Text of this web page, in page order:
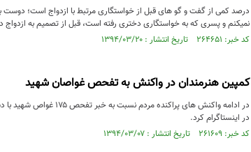
درصد کمی از گفت و گو های قبل از خواستگاری مرتبط با ازدواج است؛
نمی­کنم و پسری که به خواستگاری دختری رفته است، قبل از تصمیم به ازدواج
کد خبر: ۲۶۴۶۵۱ تاریخ انتشار : ۱۳۹۴/۰۳/۲۰
کمپین هنرمندان در واکنش به تفحص غواصان شهید
در ادامه واکنش های
در اینستاگرام کرد.
کد خبر: ۲۶۱۶۰۹ تاریخ انتشار : ۱۳۹۴/۰۳/۰۷